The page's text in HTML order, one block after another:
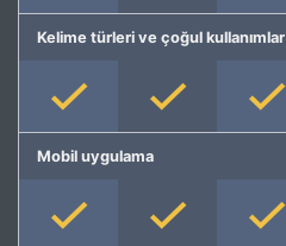
Kelime türleri ve çoğul kullanımlar
Mobil uygulama